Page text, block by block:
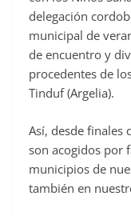
delegación
municipal de
de encuentro y
procedentes de
Tinduf (Argelia).
Así, desde finales
son acogidos por
municipios de
también en